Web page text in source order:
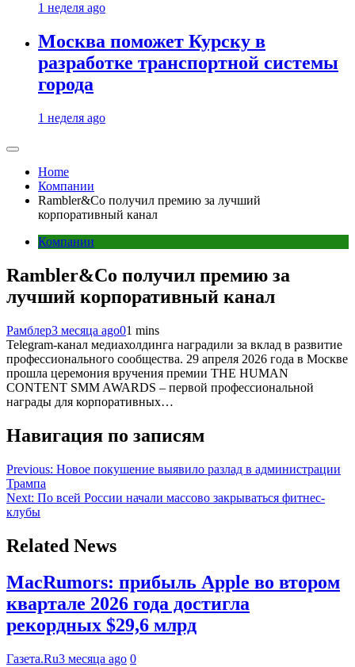
1 неделя ago
Москва поможет Курску в
разработке транспортной системы
города
1 неделя ago
Home
Компании
Rambler&Co получил премию за лучший
корпоративный канал
Компании
Rambler&Co получил премию за
лучший корпоративный канал
Рамблер3 месяца ago01 mins
Telegram-канал медиахолдинга наградили за вклад в развитие
профессионального сообщества. 29 апреля 2026 года в Москве
прошла церемония вручения премии THE HUMAN
CONTENT SMM AWARDS – первой профессиональной
награды для корпоративных…
Навигация по записям
Previous: Новое покушение выявило разлад в администрации
Трампа
Next: По всей России начали массово закрываться фитнес-
клубы
Related News
MacRumors: прибыль Apple во втором
квартале 2026 года достигла
рекордных $29,6 млрд
Газета.Ru3 месяца ago 0